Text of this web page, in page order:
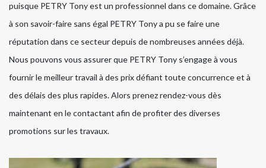
puisque PETRY Tony est un professionnel dans ce domaine. Grâce
à son savoir-faire sans égal PETRY Tony a pu se faire une
réputation dans ce secteur depuis de nombreuses années déjà.
Nous pouvons vous assurer que PETRY Tony s’engage à vous
fournir le meilleur travail à des prix défiant toute concurrence et à
des délais des plus rapides. Alors prenez rendez-vous dès
maintenant en le contactant afin de profiter des diverses
promotions sur les travaux.